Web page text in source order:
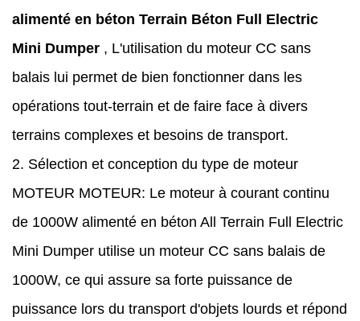
alimenté en béton Terrain Béton Full Electric
Mini Dumper , L'utilisation du moteur CC sans
balais lui permet de bien fonctionner dans les
opérations tout-terrain et de faire face à divers
terrains complexes et besoins de transport.
2. Sélection et conception du type de moteur
MOTEUR MOTEUR: Le moteur à courant continu
de 1000W alimenté en béton All Terrain Full Electric
Mini Dumper utilise un moteur CC sans balais de
1000W, ce qui assure sa forte puissance de
puissance lors du transport d'objets lourds et répond